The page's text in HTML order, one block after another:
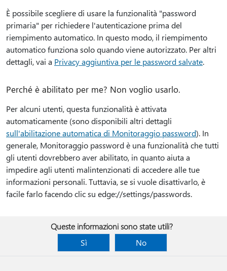
È possibile scegliere di usare la funzionalità "password
primaria" per richiedere l'autenticazione prima del
riempimento automatico. In questo modo, il riempimento
automatico funziona solo quando viene autorizzato. Per altri
dettagli, vai a Privacy aggiuntiva per le password salvate.
Perché è abilitato per me? Non voglio usarlo.
Per alcuni utenti, questa funzionalità è attivata
automaticamente (sono disponibili altri dettagli
sull'abilitazione automatica di Monitoraggio password). In
generale, Monitoraggio password è una funzionalità che tutti
gli utenti dovrebbero aver abilitato, in quanto aiuta a
impedire agli utenti malintenzionati di accedere alle tue
informazioni personali. Tuttavia, se si vuole disattivarlo, è
facile farlo facendo clic su edge://settings/passwords.
Queste informazioni sono state utili?
Sì
No